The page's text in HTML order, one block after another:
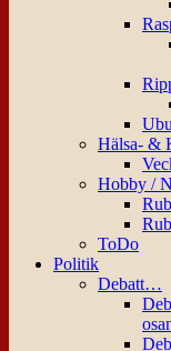
Hälsa- &
Hobby /
ToDo
Politik
Debatt…